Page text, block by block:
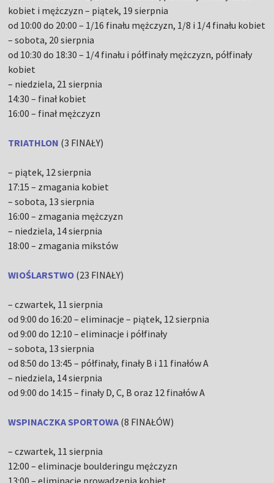
kobiet i mężczyzn – piątek, 19 sierpnia
od 10:00 do 20:00 – 1/16 finału mężczyzn, 1/8 i 1/4 finału kobiet
– sobota, 20 sierpnia
od 10:30 do 18:30 – 1/4 finału i półfinały mężczyzn, półfinały
kobiet
– niedziela, 21 sierpnia
14:30 – finał kobiet
16:00 – finał mężczyzn
TRIATHLON (3 FINAŁY)
– piątek, 12 sierpnia
17:15 – zmagania kobiet
– sobota, 13 sierpnia
16:00 – zmagania mężczyzn
– niedziela, 14 sierpnia
18:00 – zmagania mikstów
WIOŚLARSTWO (23 FINAŁY)
– czwartek, 11 sierpnia
od 9:00 do 16:20 – eliminacje – piątek, 12 sierpnia
od 9:00 do 12:10 – eliminacje i półfinały
– sobota, 13 sierpnia
od 8:50 do 13:45 – półfinały, finały B i 11 finałów A
– niedziela, 14 sierpnia
od 9:00 do 14:15 – finały D, C, B oraz 12 finałów A
WSPINACZKA SPORTOWA (8 FINAŁÓW)
– czwartek, 11 sierpnia
12:00 – eliminacje boulderingu mężczyzn
13:00 – eliminacje prowadzenia kobiet